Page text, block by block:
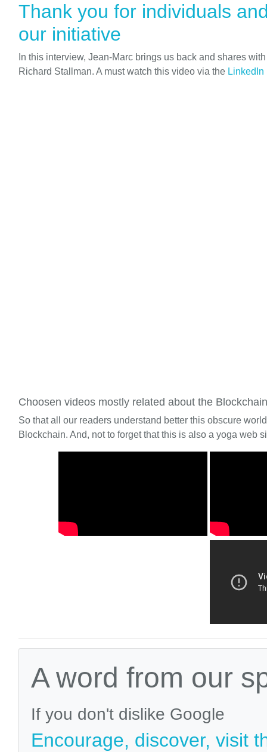
Thank you for individuals
our initiative
In this interview, Jean-Marc brings us back and shares
Richard Stallman. A must watch this video via the LinkedIn
Choosen videos mostly related about the Blockchain
So that all our readers understand better this obscure
Blockchain. And, not to forget that this is also a yoga web
A word from our
If you don't dislike Google
Encourage, discover, visit